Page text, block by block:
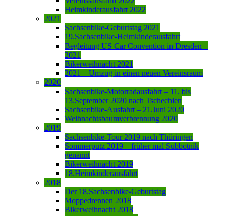
Heimkinderausfahrt 2022
2021
Sachsenbike-Geburtstag 2021
19.Sachsenbike-Heimkinderausfahrt
Begleitung US Car Convention in Dresden –
2021
Bikerweihnacht 2021
2021 – Umzug in einen neuen Vereinsraum
2020
Sachsenbike-Motorradausfahrt – 11. bis
13.September 2020 nach Tschechien
Sachsenbike-Ausfahrt – 21.Juni 2020
Weihnachtsbaumverbrennung 2020
2019
Sachsenbike-Tour 2019 nach Thüringen
Sommerputz 2019 – früher mal Subbotnik
genannt
Bikerweihnacht 2019
18.Heimkinderausfahrt
2018
Der 18.Sachsenbike-Geburtstag
Moppedrennen 2018
Bikerweihnacht 2018